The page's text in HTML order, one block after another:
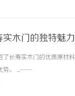
实木门的独特魅
了长寿实木门的优质原材
势。 ...……